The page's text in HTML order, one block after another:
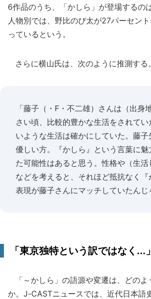
6作品のうち、「かしら」が登場するの
人物別では、野比のび太が27パーセン
っているという。
さらに横山氏は、次のように推測する。
「藤子（・F・不二雄）さんは（出身
さい頃、比較的豊かな生活をされて
いような生活は確かにしていた。藤
優しい方。『かしら』という言葉に
た可能性はあると思う。性格や（生
などを考えると、それほど抵抗なく『
表現が藤子さんにマッチしていたんじ
「東京独特という訳ではなく...」
「～かしら」の語源や変遷は、どのよ
か。J-CASTニュースでは、近代日本語